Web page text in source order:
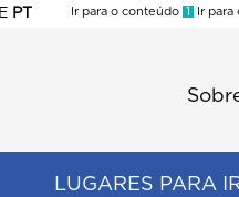
PT
Ir para o conteúdo 1 Ir para
LUGARES PARA